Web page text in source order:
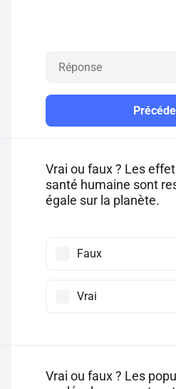
Vrai ou faux ? Les
santé humaine sont
égale sur la planète.
Faux
Vrai
Vrai ou faux ? Les